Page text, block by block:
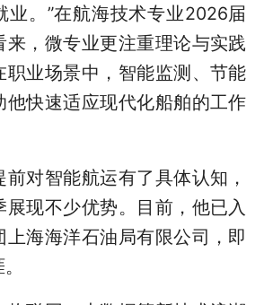
业。”在航海技术专业2026届
来，微专业更注重理论与实践
职业场景中，智能监测、节能
他快速适应现代化船舶的工作
智能航运有了具体认知，
展现不少优势。目前，他已入
上海海洋石油局有限公司，即